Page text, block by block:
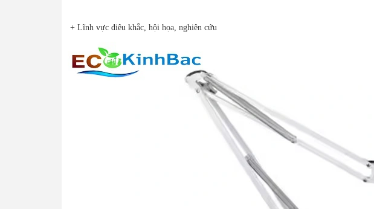
+ Lĩnh vực điêu khắc, hội họa, nghiên cứu